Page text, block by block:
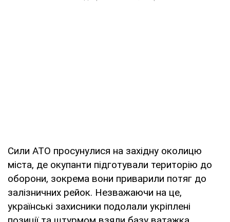
Сили АТО просунулися на західну околицю
міста, де окупанти підготували територію до
оборони, зокрема вони приварили потяг до
залізничних рейок. Незважаючи на це,
українські захисники подолали укріплені